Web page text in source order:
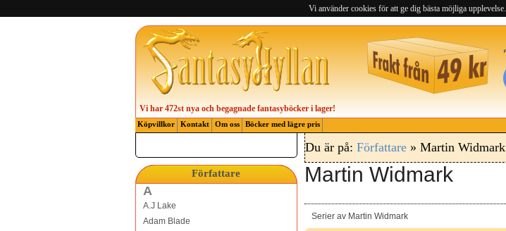
Vi använder cookies för att ge dig bästa möjliga upplevelse.
Vi har 472st nya och begagnade fantasyböcker i lager!
Köpvillkor Kontakt Om oss Böcker med lägre pris
Författare
A
A.J Lake
Adam Blade
Du är på: Författare» Martin Widmark
Martin Widmark
Serier av Martin Widmark